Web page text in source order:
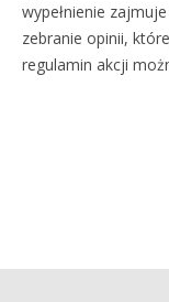
wypełnienie
zebranie opinii,
regulamin akcji